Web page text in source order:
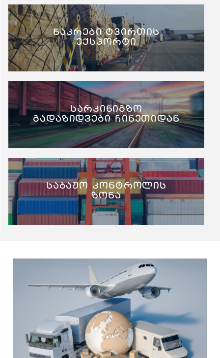
ნაკრები ტვირთის
ექსპორტი
სარკინიგზო
გადაზიდვები ჩინეთიდან
საბაჟო კონტროლის
ზონა